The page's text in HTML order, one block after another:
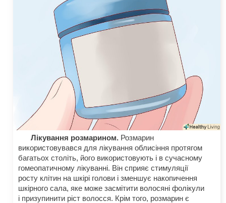
Лікування розмарином. Розмарин
використовувався для лікування облисіння протягом
багатьох століть, його використовують і в сучасному
гомеопатичному лікуванні. Він сприяє стимуляції
росту клітин на шкірі голови і зменшує накопичення
шкірного сала, яке може засмітити волосяні фолікули
і призупинити ріст волосся. Крім того, розмарин є